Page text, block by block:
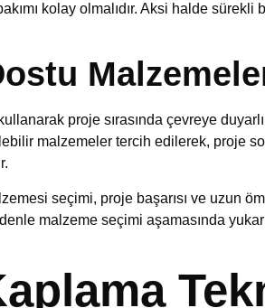
kolay olmalıdır. Aksi halde
proje sırasında çevreye
malzemeler tercih edilerek, proje
seçimi, proje başarısı ve uzun
malzeme seçimi aşamasında